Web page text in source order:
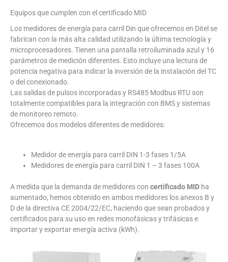
Equipos que cumplen con el certificado MID
Los medidores de energía para carril Din que ofrecemos en Ditel se
fabrican con la más alta calidad utilizando la última tecnología y
microprocesadores. Tienen una pantalla retroiluminada azul y 16
parámetros de medición diferentes. Esto incluye una lectura de
potencia negativa para indicar la inversión de la instalación del TC
o del conexionado.
Las salidas de pulsos incorporadas y RS485 Modbus RTU son
totalmente compatibles para la integración con BMS y sistemas
de monitoreo remoto.
Ofrecemos dos modelos diferentes de medidores:
Medidor de energía para carril DIN 1-3 fases 1/5A
Medidores de energía para carril DIN 1 – 3 fases 100A
A medida que la demanda de medidores con certificado MID ha
aumentado, hemos obtenido en ambos medidores los anexos B y
D de la directiva CE 2004/22/EC, haciendo que sean probados y
certificados para su uso en redes monofásicas y trifásicas e
importar y exportar energía activa (kWh).